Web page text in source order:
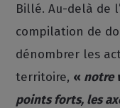
Billé. Au-delà de
compilation de
dénombrer les
territoire, « notre
points forts, les